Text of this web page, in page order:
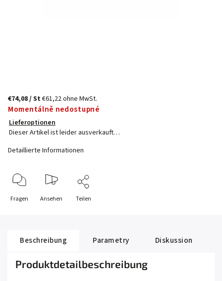
€74,08/ St€61,22 ohne MwSt.
Momentálně nedostupné
Lieferoptionen
Dieser Artikel ist leider ausverkauft…
Detaillierte Informationen
Fragen Ansehen Teilen
Beschreibung Parametry Diskussion
Produktdetailbeschreibung